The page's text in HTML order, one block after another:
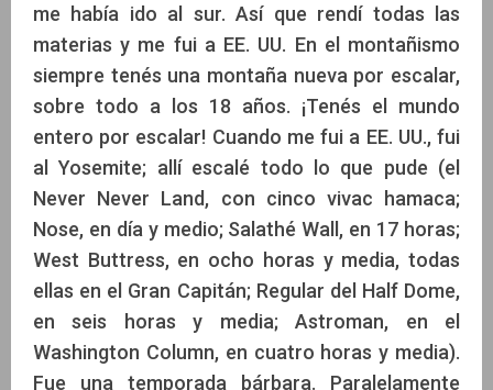
me había ido al sur. Así que rendí todas las
materias y me fui a EE. UU. En el montañismo
siempre tenés una montaña nueva por escalar,
sobre todo a los 18 años. ¡Tenés el mundo
entero por escalar! Cuando me fui a EE. UU., fui
al Yosemite; allí escalé todo lo que pude (el
Never Never Land, con cinco vivac hamaca;
Nose, en día y medio; Salathé Wall, en 17 horas;
West Buttress, en ocho horas y media, todas
ellas en el Gran Capitán; Regular del Half Dome,
en seis horas y media; Astroman, en el
Washington Column, en cuatro horas y media).
Fue una temporada bárbara. Paralelamente